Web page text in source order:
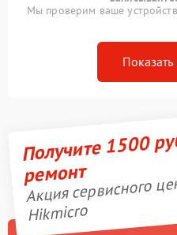
Мы проверим ваше
Показать
Получите 1500
ремонт
Акция сервисного
Hikmicro